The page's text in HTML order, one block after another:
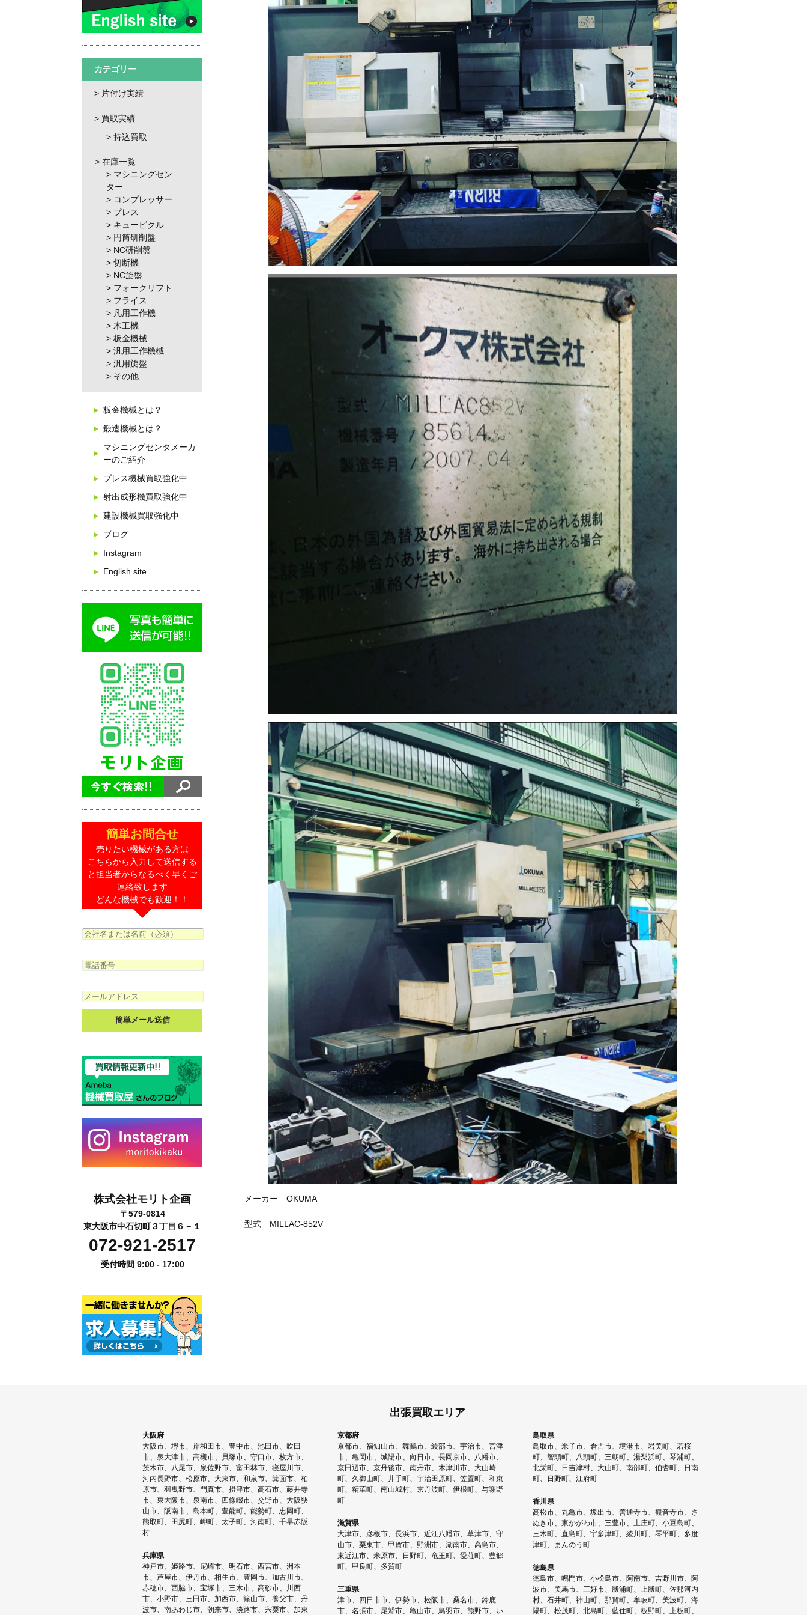
カテゴリー
片付け実績
買取実績
持込買取
在庫一覧
マシニングセン
ター
コンプレッサー
プレス
キュービクル
円筒研削盤
NC研削盤
切断機
NC旋盤
フォークリフト
フライス
凡用工作機
木工機
板金機械
汎用工作機械
汎用旋盤
その他
板金機械とは？
鍛造機械とは？
マシニングセンタメーカ
ーのご紹介
プレス機械買取強化中
射出成形機買取強化中
建設機械買取強化中
ブログ
Instagram
English site
簡単お問合せ
売りたい機械がある方は
こちらから入力して送信する
と担当者からなるべく早くご
連絡致します
どんな機械でも歓迎！！
株式会社モリト企画
〒579-0814
東大阪市中石切町３丁目６－１
072-921-2517
受付時間 9:00 - 17:00
メーカー OKUMA
型式 MILLAC-852V
出張買取エリア
大阪府
大阪市、堺市、岸和田市、豊中市、池田市、吹田
市、泉大津市、高槻市、貝塚市、守口市、枚方市、
茨木市、八尾市、泉佐野市、富田林市、寝屋川市、
河内長野市、松原市、大東市、和泉市、箕面市、柏
原市、羽曳野市、門真市、摂津市、高石市、藤井寺
市、東大阪市、泉南市、四條畷市、交野市、大阪狭
山市、阪南市、島本町、豊能町、能勢町、忠岡町、
熊取町、田尻町、岬町、太子町、河南町、千早赤阪
村
兵庫県
神戸市、姫路市、尼崎市、明石市、西宮市、洲本
市、芦屋市、伊丹市、相生市、豊岡市、加古川市、
赤穂市、西脇市、宝塚市、三木市、高砂市、川西
市、小野市、三田市、加西市、篠山市、養父市、丹
波市、南あわじ市、朝来市、淡路市、宍粟市、加東
京都府
京都市、福知山市、舞鶴市、綾部市、宇治市、宮津
市、亀岡市、城陽市、向日市、長岡京市、八幡市、
京田辺市、京丹後市、南丹市、木津川市、大山崎
町、久御山町、井手町、宇治田原町、笠置町、和束
町、精華町、南山城村、京丹波町、伊根町、与謝野
町
滋賀県
大津市、彦根市、長浜市、近江八幡市、草津市、守
山市、栗東市、甲賀市、野洲市、湖南市、高島市、
東近江市、米原市、日野町、竜王町、愛荘町、豊郷
町、甲良町、多賀町
三重県
津市、四日市市、伊勢市、松阪市、桑名市、鈴鹿
市、名張市、尾鷲市、亀山市、鳥羽市、熊野市、い
鳥取県
鳥取市、米子市、倉吉市、境港市、岩美町、若桜
町、智頭町、八頭町、三朝町、湯梨浜町、琴浦町、
北栄町、日吉津村、大山町、南部町、伯耆町、日南
町、日野町、江府町
香川県
高松市、丸亀市、坂出市、善通寺市、観音寺市、さ
ぬき市、東かがわ市、三豊市、土庄町、小豆島町、
三木町、直島町、宇多津町、綾川町、琴平町、多度
津町、まんのう町
徳島県
徳島市、鳴門市、小松島市、阿南市、吉野川市、阿
波市、美馬市、三好市、勝浦町、上勝町、佐那河内
村、石井町、神山町、那賀町、牟岐町、美波町、海
陽町、松茂町、北島町、藍住町、板野町、上板町、